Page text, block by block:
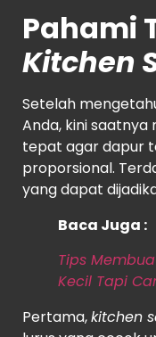
Pahami
Kitchen
Setelah
Anda, kini saatnya
tepat agar dapur
proporsional.
yang dapat
Baca Juga :
Tips
Kecil Tapi
Pertama,kitchen